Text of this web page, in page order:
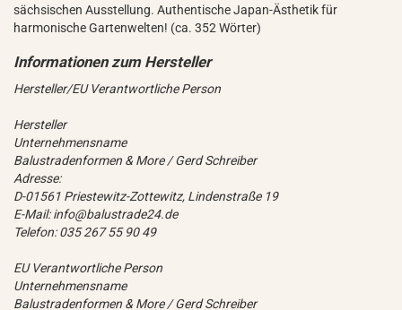
sächsischen Ausstellung. Authentische Japan-Ästhetik für
harmonische Gartenwelten! (ca. 352 Wörter)
Hersteller/EU Verantwortliche Person
Hersteller
Unternehmensname
Balustradenformen & More / Gerd Schreiber
Adresse:
D-01561 Priestewitz-Zottewitz, Lindenstraße 19
E-Mail: info@balustrade24.de
Telefon: 035 267 55 90 49
EU Verantwortliche Person
Unternehmensname
Balustradenformen & More / Gerd Schreiber